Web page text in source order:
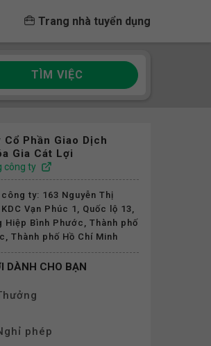
Trang nhà tuyển dụng
TÌM VIỆC
Cổ Phần Giao Dịch
Gia Cát Lợi
công ty
ty: 163 Nguyễn Thị
Vạn Phúc 1, Quốc lộ 13,
Hiệp Bình Phước, Thành phố
Thành phố Hồ Chí Minh
DÀNH CHO BẠN
phép